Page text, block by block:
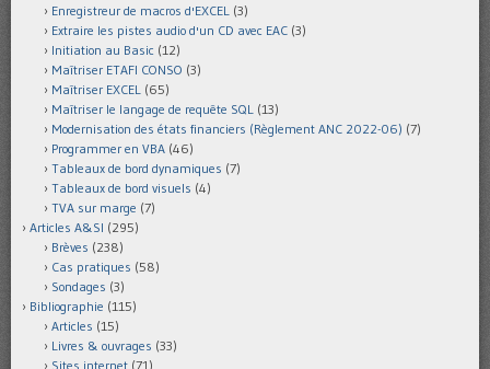
Enregistreur de macros d'EXCEL (3)
Extraire les pistes audio d'un CD avec EAC (3)
Initiation au Basic (12)
Maîtriser ETAFI CONSO (3)
Maîtriser EXCEL (65)
Maîtriser le langage de requête SQL (13)
Modernisation des états financiers (Règlement ANC 2022-06) (7)
Programmer en VBA (46)
Tableaux de bord dynamiques (7)
Tableaux de bord visuels (4)
TVA sur marge (7)
Articles A&SI (295)
Brèves (238)
Cas pratiques (58)
Sondages (3)
Bibliographie (115)
Articles (15)
Livres & ouvrages (33)
Sites internet (71)